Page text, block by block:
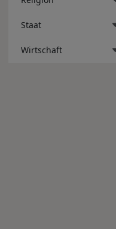
Staat
Wirtschaft